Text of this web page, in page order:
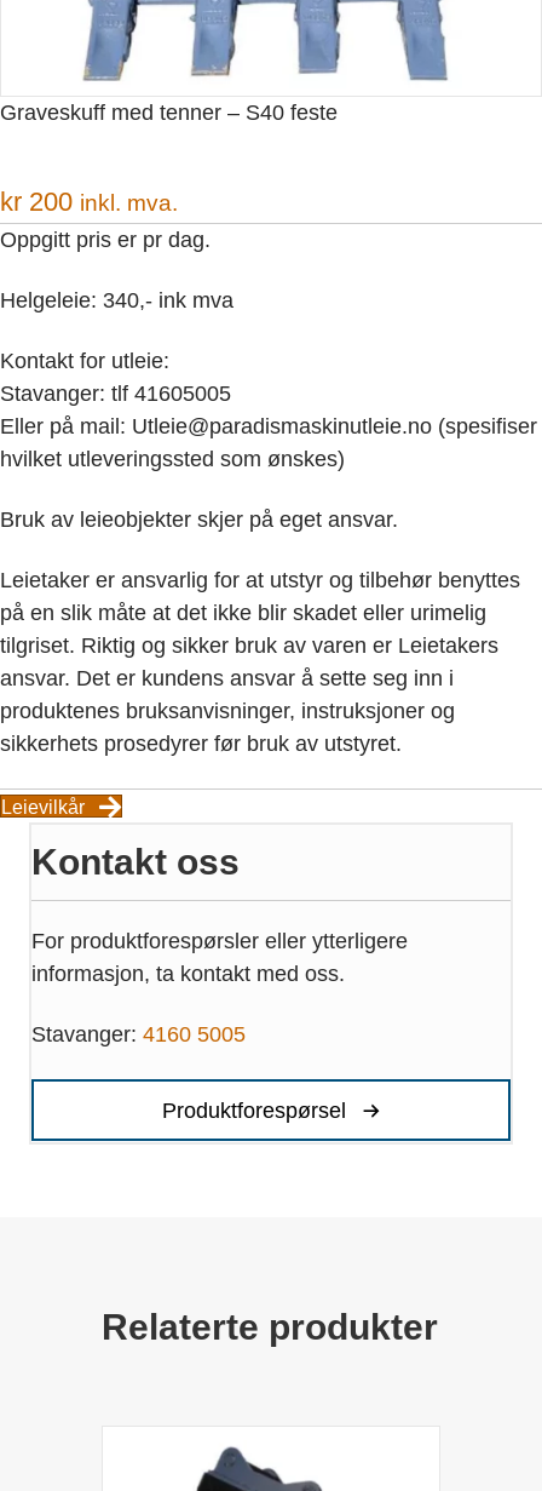
Graveskuff med tenner – S40 feste
kr 200 inkl. mva.
Oppgitt pris er pr dag.
Helgeleie: 340,- ink mva
Kontakt for utleie:
Stavanger: tlf 41605005
Eller på mail: Utleie@paradismaskinutleie.no (spesifiser
hvilket utleveringssted som ønskes)
Bruk av leieobjekter skjer på eget ansvar.
Leietaker er ansvarlig for at utstyr og tilbehør benyttes
på en slik måte at det ikke blir skadet eller urimelig
tilgriset. Riktig og sikker bruk av varen er Leietakers
ansvar. Det er kundens ansvar å sette seg inn i
produktenes bruksanvisninger, instruksjoner og
sikkerhets prosedyrer før bruk av utstyret.
Leievilkår
Kontakt oss
For produktforespørsler eller ytterligere
informasjon, ta kontakt med oss.
Stavanger: 4160 5005
Produktforespørsel
Relaterte produkter